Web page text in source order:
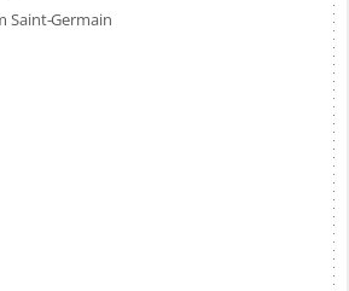
Saint-Germain